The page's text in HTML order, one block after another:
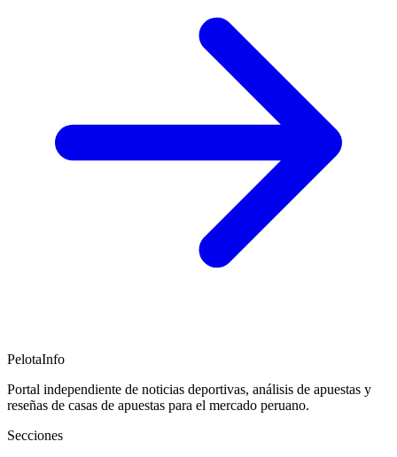
PelotaInfo
Portal independiente de noticias deportivas, análisis de apuestas y
reseñas de casas de apuestas para el mercado peruano.
Secciones